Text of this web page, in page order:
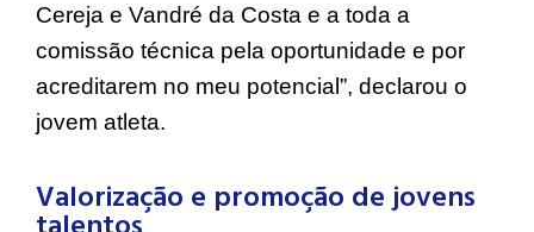
Cereja e Vandré da Costa e a toda a
comissão técnica pela oportunidade e por
acreditarem no meu potencial”, declarou o
jovem atleta.
Valorização e promoção de jovens